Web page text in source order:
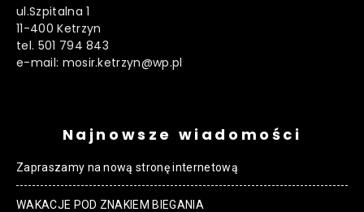
ul.Szpitalna 1
11-400 Ketrzyn
tel. 501 794 843
e-mail: mosir.ketrzyn@wp.pl
Najnowsze wiadomości
Zapraszamy na nową stronę internetową
WAKACJE POD ZNAKIEM BIEGANIA